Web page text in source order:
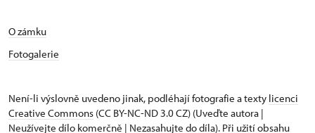
O zámku
Fotogalerie
Není-li výslovně uvedeno jinak, podléhají fotografie a texty licenci
Creative Commons (CC BY-NC-ND 3.0 CZ) (Uveďte autora |
Neužívejte dílo komerčně | Nezasahujte do díla). Při užití obsahu